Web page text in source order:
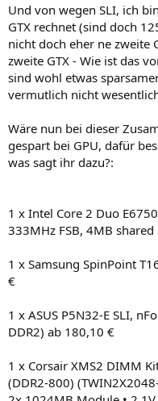
Und von wegen SLI, ich
GTX rechnet (sind doch
nicht doch eher ne zweite
zweite GTX - Wie ist das
sind wohl etwas
vermutlich nicht
Wäre nun bei dieser
gespart bei GPU, dafür
was sagt ihr dazu?:
1 x Intel Core 2 Duo
333MHz FSB, 4MB shared
1 x Samsung SpinPoint
€
1 x ASUS P5N32-E SLI,
DDR2) ab 180,10 €
1 x Corsair XMS2 DIMM
(DDR2-800)